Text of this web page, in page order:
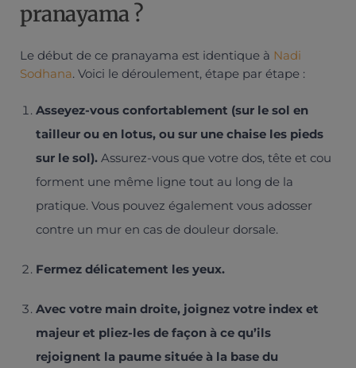
pranayama ?
Le début de ce pranayama est identique à Nadi
Sodhana. Voici le déroulement, étape par étape :
Asseyez-vous confortablement (sur le sol en
tailleur ou en lotus, ou sur une chaise les pieds
sur le sol). Assurez-vous que votre dos, tête et cou
forment une même ligne tout au long de la
pratique. Vous pouvez également vous adosser
contre un mur en cas de douleur dorsale.
Fermez délicatement les yeux.
Avec votre main droite, joignez votre index et
majeur et pliez-les de façon à ce qu’ils
rejoignent la paume située à la base du